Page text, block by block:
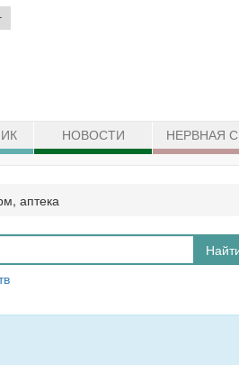
НОВОСТИ НЕРВНАЯ
аптека